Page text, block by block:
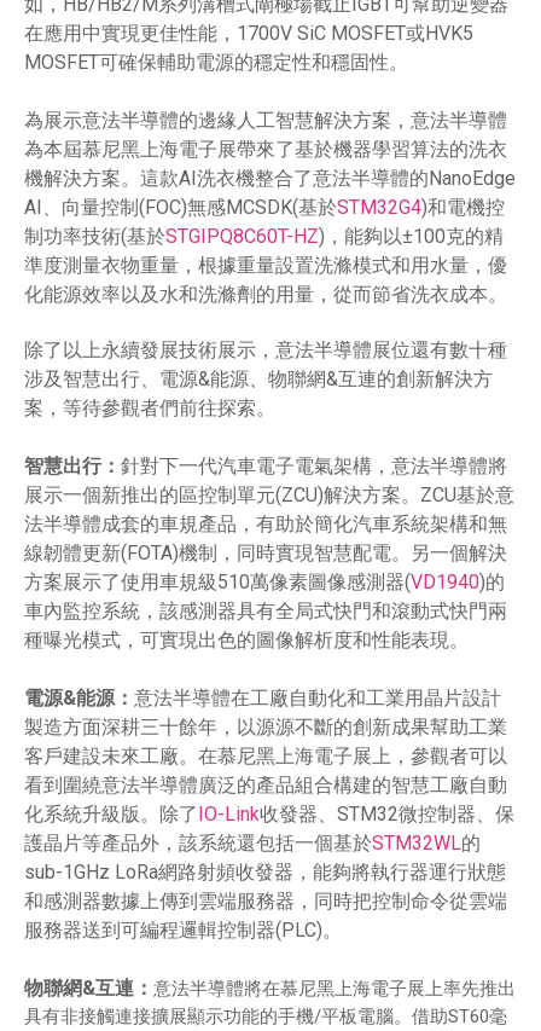
在應用中實現更佳性能，1700V SiC MOSFET或HVK5
MOSFET可確保輔助電源的穩定性和穩固性。
為展示意法半導體的邊緣人工智慧解決方案，意法半導體
為本屆慕尼黑上海電子展帶來了基於機器學習算法的洗衣
機解決方案。這款AI洗衣機整合了意法半導體的NanoEdge
AI、向量控制(FOC)無感MCSDK(基於STM32G4)和電機控
制功率技術(基於STGIPQ8C60T-HZ)，能夠以±100克的精
準度測量衣物重量，根據重量設置洗滌模式和用水量，優
化能源效率以及水和洗滌劑的用量，從而節省洗衣成本。
除了以上永續發展技術展示，意法半導體展位還有數十種
涉及智慧出行、電源&能源、物聯網&互連的創新解決方
案，等待參觀者們前往探索。
智慧出行： 針對下一代汽車電子電氣架構，意法半導體將
展示一個新推出的區控制單元(ZCU)解決方案。ZCU基於意
法半導體成套的車規產品，有助於簡化汽車系統架構和無
線韌體更新(FOTA)機制，同時實現智慧配電。另一個解決
方案展示了使用車規級510萬像素圖像感測器(VD1940)的
車內監控系統，該感測器具有全局式快門和滾動式快門兩
種曝光模式，可實現出色的圖像解析度和性能表現。
電源&能源： 意法半導體在工廠自動化和工業用晶片設計
製造方面深耕三十餘年，以源源不斷的創新成果幫助工業
客戶建設未來工廠。在慕尼黑上海電子展上，參觀者可以
看到圍繞意法半導體廣泛的產品組合構建的智慧工廠自動
化系統升級版。除了IO-Link收發器、STM32微控制器、保
護晶片等產品外，該系統還包括一個基於STM32WL的
sub-1GHz LoRa網路射頻收發器，能夠將執行器運行狀態
和感測器數據上傳到雲端服務器，同時把控制命令從雲端
服務器送到可編程邏輯控制器(PLC)。
物聯網&互連： 意法半導體將在慕尼黑上海電子展上率先推出
具有非接觸連接擴展顯示功能的手機/平板電腦。借助ST60毫